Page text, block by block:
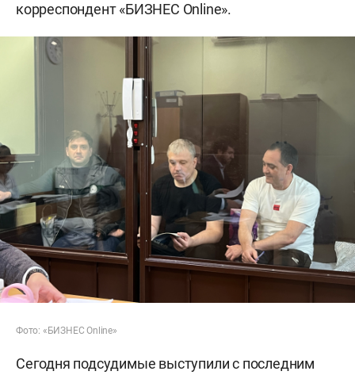
корреспондент «БИЗНЕС Online».
Фото: «БИЗНЕС Online»
Сегодня подсудимые выступили с последним